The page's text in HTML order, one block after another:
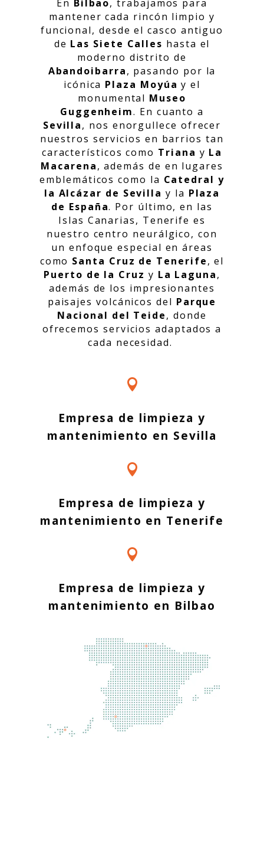
En Bilbao, trabajamos para
mantener cada rincón limpio y
funcional, desde el casco antiguo
de Las Siete Calles hasta el
moderno distrito de
Abandoibarra, pasando por la
icónica Plaza Moyúay el
monumental Museo
Guggenheim. En cuanto a
Sevilla, nos enorgullece ofrecer
nuestros servicios en barrios tan
característicos como Triana y La
Macarena, además de en lugares
emblemáticos como la Catedral y
la Alcázar de Sevilla y la Plaza
de España. Por último, en las
Islas Canarias, Tenerife es
nuestro centro neurálgico, con
un enfoque especial en áreas
como Santa Cruz de Tenerife, el
Puerto de la Cruz y La Laguna,
además de los impresionantes
paisajes volcánicos del Parque
Nacional del Teide, donde
ofrecemos servicios adaptados a
cada necesidad.

Empresa de limpieza y
mantenimiento en Sevilla

Empresa de limpieza y
mantenimiento en Tenerife

Empresa de limpieza y
mantenimiento en Bilbao